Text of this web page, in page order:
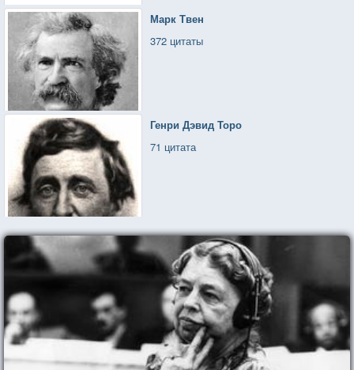
Марк Твен
372 цитаты
Генри Дэвид Торо
71 цитата